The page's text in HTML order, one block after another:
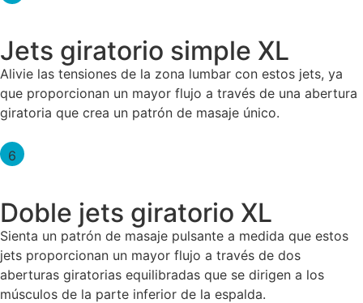
Jets giratorio simple XL
Alivie las tensiones de la zona lumbar con estos jets, ya
que proporcionan un mayor flujo a través de una abertura
giratoria que crea un patrón de masaje único.
6
Doble jets giratorio XL
Sienta un patrón de masaje pulsante a medida que estos
jets proporcionan un mayor flujo a través de dos
aberturas giratorias equilibradas que se dirigen a los
músculos de la parte inferior de la espalda.